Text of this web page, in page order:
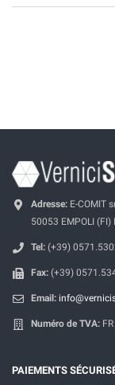
Adresse: E-COMIT
50053 EMPOLI (FI)
Tel: (+39)
Fax: (+39)
Email:
Numéro de TVA:
PAIEMENTS